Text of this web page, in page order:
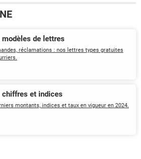
modèles de lettres
réclamations : nos lettres types gratuites
chiffres et indices
montants, indices et taux en vigueur en 2024.